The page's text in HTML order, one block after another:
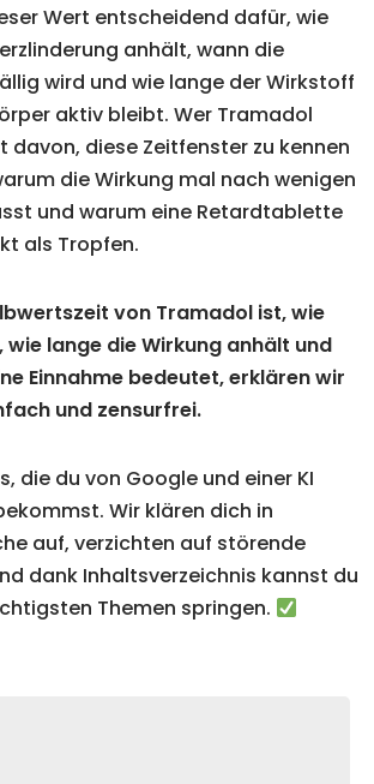
Wert entscheidend dafür, wie
anhält, wann die
wird und wie lange der Wirkstoff
aktiv bleibt. Wer Tramadol
diese Zeitfenster zu kennen
die Wirkung mal nach wenigen
und warum eine Retardtablette
als Tropfen.
von Tramadol ist, wie
wie lange die Wirkung anhält und
Einnahme bedeutet, erklären wir
und zensurfrei.
die du von Google und einer KI
Wir klären dich in
auf, verzichten auf störende
dank Inhaltsverzeichnis kannst du
Themen springen.